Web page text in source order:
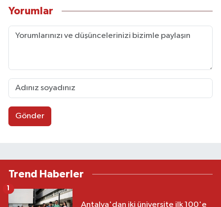
Yorumlar
Gönder
Trend Haberler
Antalya'dan iki üniversite ilk 100'e
1